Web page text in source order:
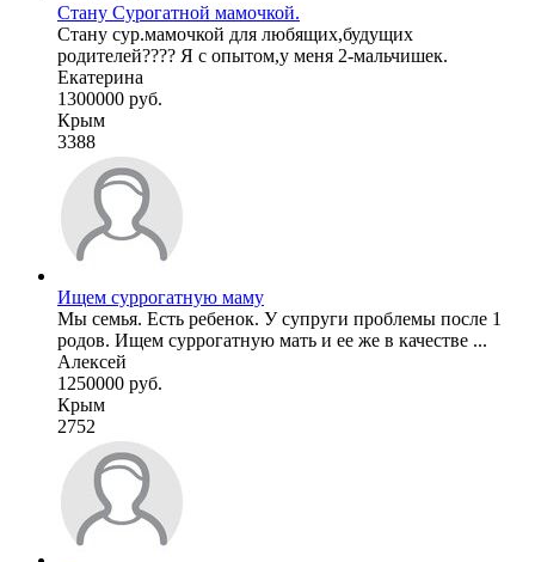
Стану Сурогатной мамочкой.
Стану сур.мамочкой для любящих,будущих
родителей???? Я с опытом,у меня 2-мальчишек.
Екатерина
1300000 руб.
Крым
3388
Ищем суррогатную маму
Мы семья. Есть ребенок. У супруги проблемы после 1
родов. Ищем суррогатную мать и ее же в качестве ...
Алексей
1250000 руб.
Крым
2752